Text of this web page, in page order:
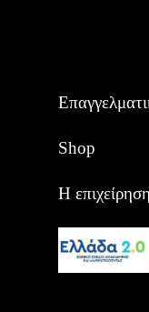
Shop
Η επιχείρηση